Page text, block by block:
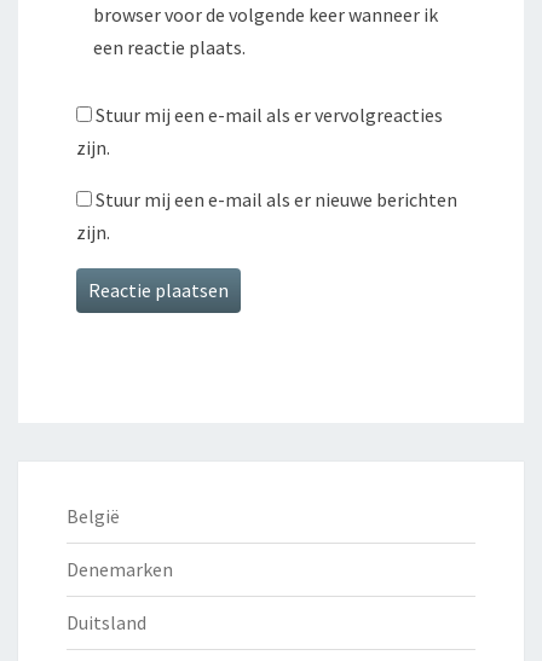
browser voor de volgende keer wanneer ik
een reactie plaats.
Stuur mij een e-mail als er vervolgreacties
zijn.
Stuur mij een e-mail als er nieuwe berichten
zijn.
België
Denemarken
Duitsland